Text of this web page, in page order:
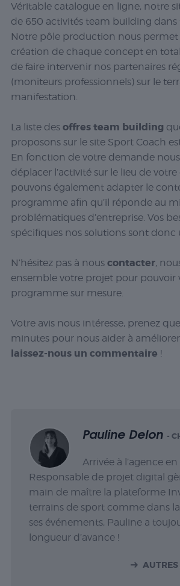
Véritable catalogue en ligne, notre
de 650 activités team building dans
Notre pôle production nous permet
création de chaque concept en
de faire intervenir nos partenaires
(moniteurs professionnels) sur le
manifestation.
La liste des offres team building
proposons sur le site Sport Coach
En fonction de votre demande
déplacer l’activité sur le lieu de
pouvons également adapter le
programme afin qu’il réponde au
problématiques d’entreprise. Vos
spécifiques nos solutions sont donc
N’hésitez pas à nous contacter,
ensemble votre projet pour pouvoir
programme sur mesure.
Votre avis nous intéresse, prenez
minutes pour nous aider à
laissez-nous un commentaire !
Pauline Delon -
Arrivée à l’agence
Responsable de projet digital
main de maître la plateforme
terrains de sport comme dans
ses événements, Pauline a
longueur d’avance !